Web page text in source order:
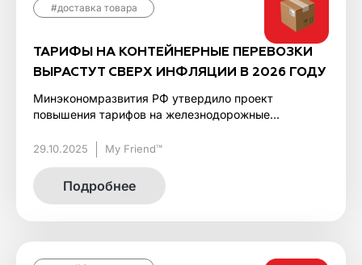
#доставка товара
ТАРИФЫ НА КОНТЕЙНЕРНЫЕ ПЕРЕВОЗКИ
ВЫРАСТУТ СВЕРХ ИНФЛЯЦИИ В 2026 ГОДУ
Минэкономразвития РФ утвердило проект
повышения тарифов на железнодорожные...
29.10.2025 My Friend™
Подробнее